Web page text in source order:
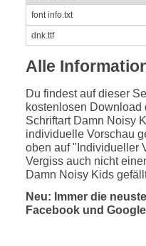
font info.txt
dnk.ttf
Alle
Du findest auf dieser
kostenlosen Download
Schriftart Damn Noisy
individuelle Vorschau
oben auf "Individueller
Vergiss auch nicht
Damn Noisy Kids
Neu: Immer die
Facebook und